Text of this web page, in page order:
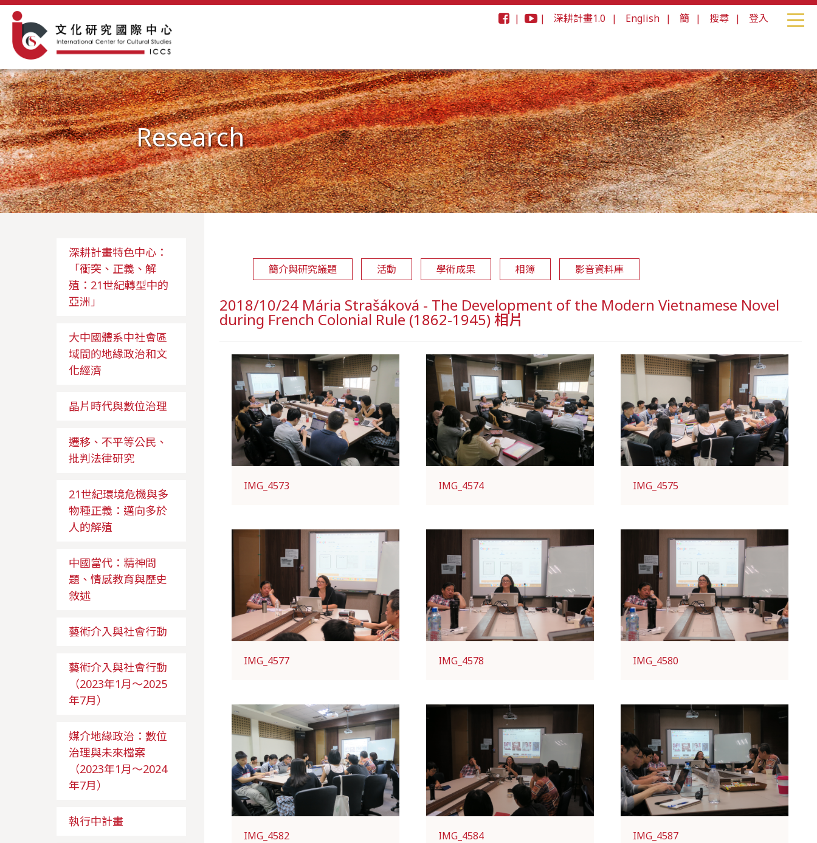
| | 深耕計畫1.0 | English | 簡 | 搜尋 | 登入
Research
深耕計畫特色中心：
「衝突、正義、解
殖：21世紀轉型中的
亞洲」
大中國體系中社會區
域間的地緣政治和文
化經濟
晶片時代與數位治理
遷移、不平等公民、
批判法律研究
21世紀環境危機與多
物種正義：邁向多於
人的解殖
中國當代：精神問
題、情感教育與歷史
敘述
藝術介入與社會行動
藝術介入與社會行動
（2023年1月～2025
年7月）
媒介地緣政治：數位
治理與未來檔案
（2023年1月～2024
年7月）
執行中計畫
簡介與研究議題 活動 學術成果 相簿 影音資料庫
2018/10/24 Mária Strašáková - The Development of the Modern Vietnamese Novel
during French Colonial Rule (1862-1945) 相片
IMG_4573 IMG_4574 IMG_4575
IMG_4577 IMG_4578 IMG_4580
IMG_4582 IMG_4584 IMG_4587